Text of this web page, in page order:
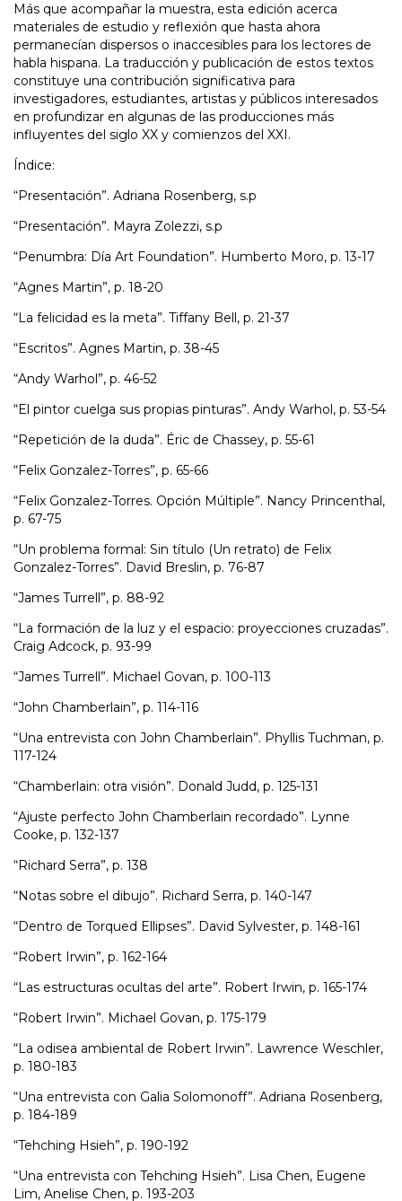
Más que acompañar la muestra, esta edición acerca
materiales de estudio y reflexión que hasta ahora
permanecían dispersos o inaccesibles para los lectores de
habla hispana. La traducción y publicación de estos textos
constituye una contribución significativa para
investigadores, estudiantes, artistas y públicos interesados
en profundizar en algunas de las producciones más
influyentes del siglo XX y comienzos del XXI.
Índice:
“Presentación”. Adriana Rosenberg, s.p
“Presentación”. Mayra Zolezzi, s.p
“Penumbra: Día Art Foundation”. Humberto Moro, p. 13-17
“Agnes Martin”, p. 18-20
“La felicidad es la meta”. Tiffany Bell, p. 21-37
“Escritos”. Agnes Martin, p. 38-45
“Andy Warhol”, p. 46-52
“El pintor cuelga sus propias pinturas”. Andy Warhol, p. 53-54
“Repetición de la duda”. Éric de Chassey, p. 55-61
“Felix Gonzalez-Torres”, p. 65-66
“Felix Gonzalez-Torres. Opción Múltiple”. Nancy Princenthal,
p. 67-75
“Un problema formal: Sin título (Un retrato) de Felix
Gonzalez-Torres”. David Breslin, p. 76-87
“James Turrell”, p. 88-92
“La formación de la luz y el espacio: proyecciones cruzadas”.
Craig Adcock, p. 93-99
“James Turrell”. Michael Govan, p. 100-113
“John Chamberlain”, p. 114-116
“Una entrevista con John Chamberlain”. Phyllis Tuchman, p.
117-124
“Chamberlain: otra visión”. Donald Judd, p. 125-131
“Ajuste perfecto John Chamberlain recordado”. Lynne
Cooke, p. 132-137
“Richard Serra”, p. 138
“Notas sobre el dibujo”. Richard Serra, p. 140-147
“Dentro de Torqued Ellipses”. David Sylvester, p. 148-161
“Robert Irwin”, p. 162-164
“Las estructuras ocultas del arte”. Robert Irwin, p. 165-174
“Robert Irwin”. Michael Govan, p. 175-179
“La odisea ambiental de Robert Irwin”. Lawrence Weschler,
p. 180-183
“Una entrevista con Galia Solomonoff”. Adriana Rosenberg,
p. 184-189
“Tehching Hsieh”, p. 190-192
“Una entrevista con Tehching Hsieh”. Lisa Chen, Eugene
Lim, Anelise Chen, p. 193-203